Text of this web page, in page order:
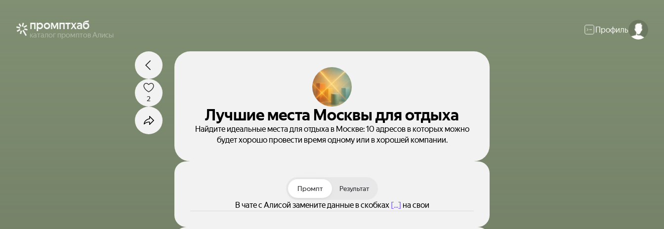
промптхаб
каталог промптов Алисы
Профиль
Лучшие места Москвы для отдыха
Найдите идеальные места для отдыха в Москве: 10 адресов в которых можно
будет хорошо провести время одному или в хорошей компании.
2
Промпт Результат
В чате с Алисой замените данные в скобках [...] на свои